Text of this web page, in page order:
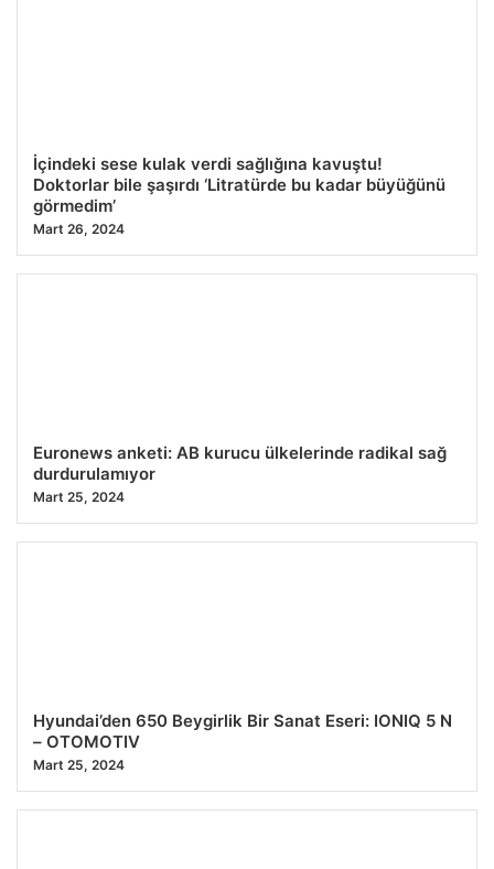
İçindeki sese kulak verdi sağlığına kavuştu!
Doktorlar bile şaşırdı ‘Litratürde bu kadar büyüğünü
görmedim’
Mart 26, 2024
Euronews anketi: AB kurucu ülkelerinde radikal sağ
durdurulamıyor
Mart 25, 2024
Hyundai’den 650 Beygirlik Bir Sanat Eseri: IONIQ 5 N
– OTOMOTIV
Mart 25, 2024